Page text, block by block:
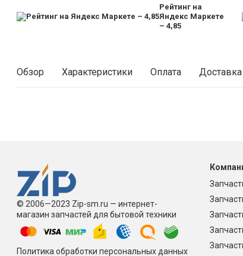
Рейтинг на
Яндекс Маркете
– 4,85
Обзор Характеристики Оплата Доставка
© 2006—2023 Zip-sm.ru — интернет-
магазин запчастей для бытовой техники
Политика обработки персональных данных